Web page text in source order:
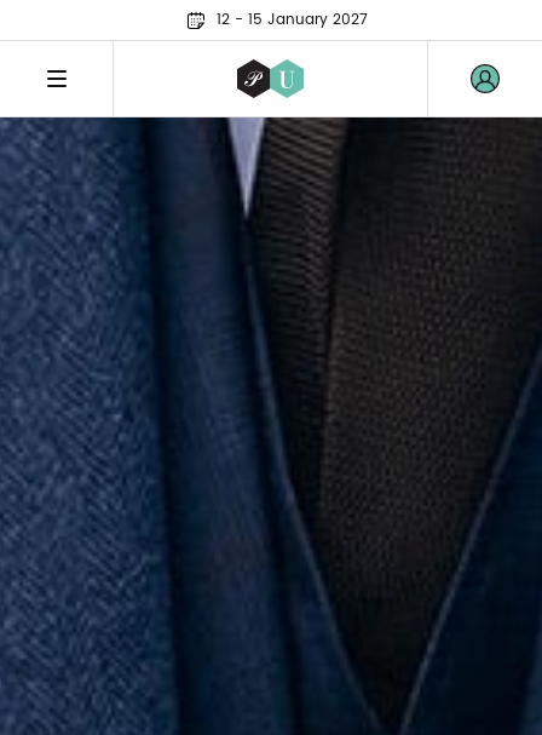
12 - 15 January 2027